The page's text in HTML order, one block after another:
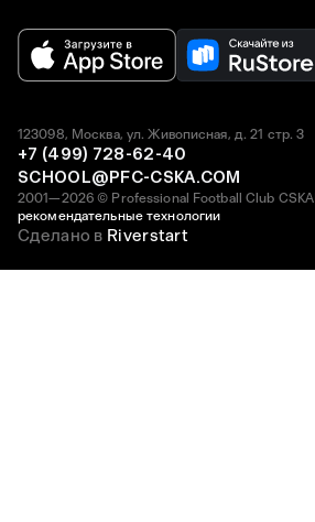
2001—2026 © Professional Football Club CSKA
рекомендательные технологии
123098, Москва, ул. Живописная, д. 21 стр. 3
+7 (499) 728-62-40
SCHOOL@PFC-CSKA.COM
Сделано в Riverstart